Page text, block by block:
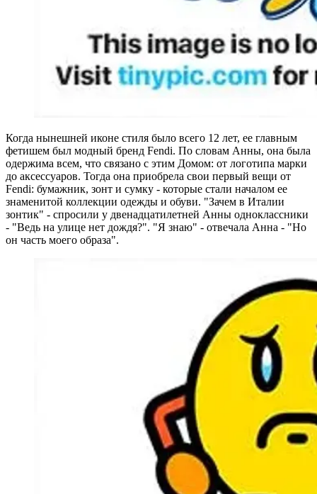
Когда нынешней иконе стиля было всего 12 лет, ее главным
фетишем был модный бренд Fendi. По словам Анны, она была
одержима всем, что связано с этим Домом: от логотипа марки
до аксессуаров. Тогда она приобрела свои первый вещи от
Fendi: бумажник, зонт и сумку - которые стали началом ее
знаменитой коллекции одежды и обуви. "Зачем в Италии
зонтик" - спросили у двенадцатилетней Анны одноклассники
- "Ведь на улице нет дождя?". "Я знаю" - отвечала Анна - "Но
он часть моего образа".